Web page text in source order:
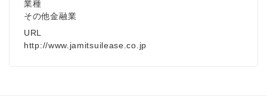
業種
その他金融業
URL
http://www.jamitsuilease.co.jp